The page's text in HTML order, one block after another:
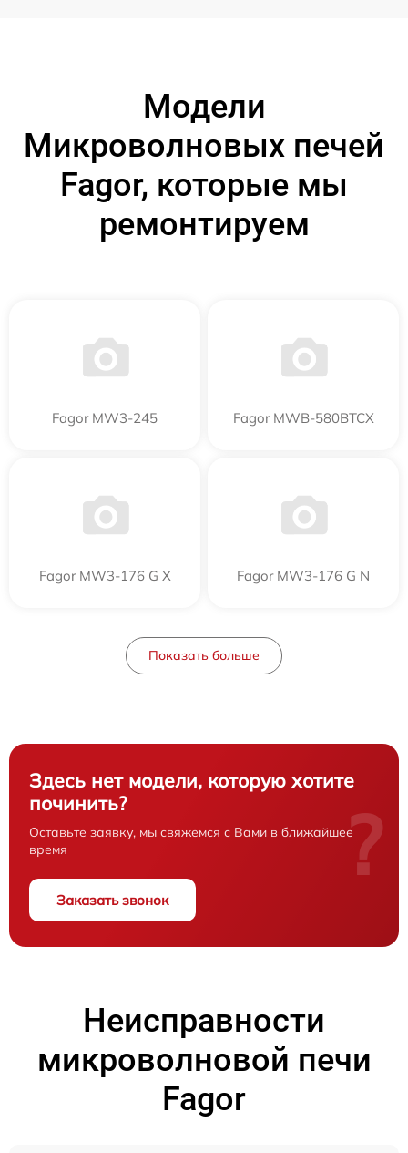
Модели
Микроволновых печей
Fagor, которые мы
ремонтируем
Fagor MW3-245 Fagor MWB-580BTCX
Fagor MW3-176 G X Fagor MW3-176 G N
Показать больше
Здесь нет модели, которую хотите
починить?
Оставьте заявку, мы свяжемся с Вами в ближайшее
время
Заказать звонок
?
Неисправности
микроволновой печи
Fagor